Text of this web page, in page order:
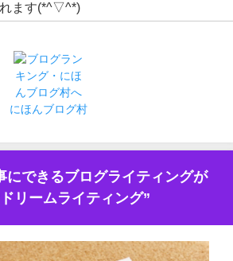
ます(*^▽^*)
にほんブログ村
にできるブログライティングが
リームライティング”